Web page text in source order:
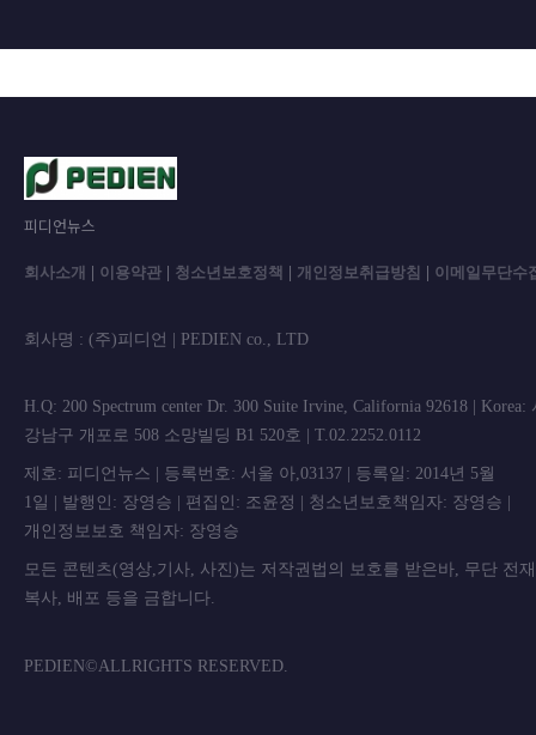
피디언뉴스
회사소개 이용약관 청소년보호정책 개인정보취급방침 이메일무단수
회사명 : (주)피디언 | PEDIEN co.,
H.Q: 200 Spectrum center Dr. 300 Suite Irvine, California 92618 | Korea:
강남구 개포로 508 소망빌딩 B1 520호 | T.02.2252.0112
제호: 피디언뉴스 | 등록번호: 서울 아,03137 | 등록일: 2014년 5월
1일 | 발행인: 장영승 | 편집인: 조윤정 | 청소년보호책임자: 장영승 |
개인정보보호 책임자: 장영승
모든 콘텐츠(영상,기사, 사진)는 저작권법의 보호를 받은바, 무단 전
복사, 배포 등을 금합니
PEDIEN©ALLRIGHTS RESERVED.